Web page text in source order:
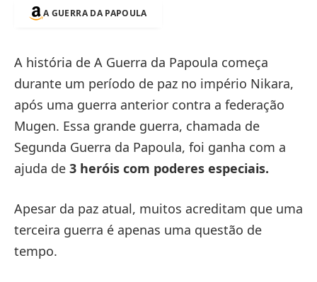
A GUERRA DA PAPOULA
A história de A Guerra da Papoula começa
durante um período de paz no império Nikara,
após uma guerra anterior contra a federação
Mugen. Essa grande guerra, chamada de
Segunda Guerra da Papoula, foi ganha com a
ajuda de 3 heróis com poderes especiais.
Apesar da paz atual, muitos acreditam que uma
terceira guerra é apenas uma questão de
tempo.